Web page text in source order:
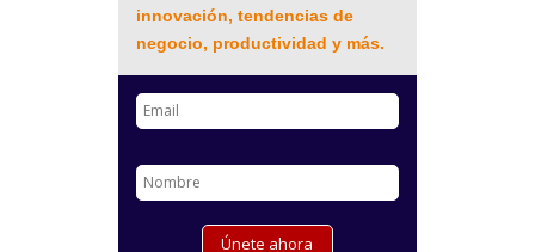
innovación, tendencias de
negocio, productividad y más.